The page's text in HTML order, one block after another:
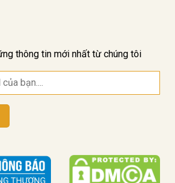
thông tin mới nhất từ chúng tôi